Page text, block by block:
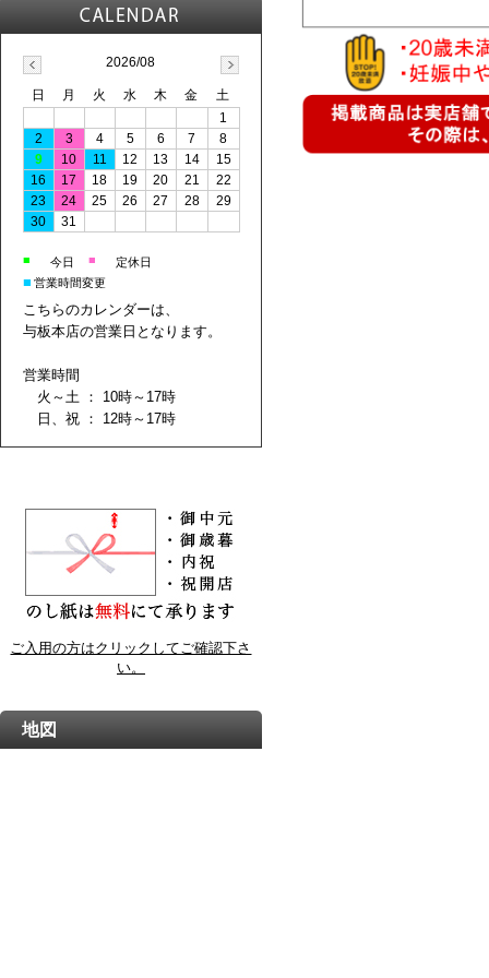
2026/08
日 月 火 水 木 金
土
1
2
3 4 5 6 7
8
9
10 11 12 13 14
15
16
17 18 19 20 21
22
23
24 25 26 27 28
29
30
31
■ 今日 ■ 定休日
■ 営業時間変更
こちらのカレンダーは、
与板本店の営業日となります。
営業時間
火～土 ： 10時～17時
日、祝 ： 12時～17時
ご入用の方はクリックしてご確認下さ
い。
地図